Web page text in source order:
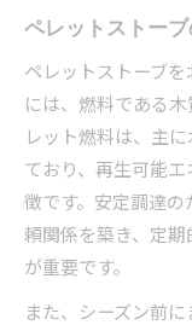
ペレットストー
ペレットストーブ
には、燃料である
レット燃料は、主
ており、再生可能
徴です。安定調達
頼関係を築き、定
が重要です。
また、シーズン前